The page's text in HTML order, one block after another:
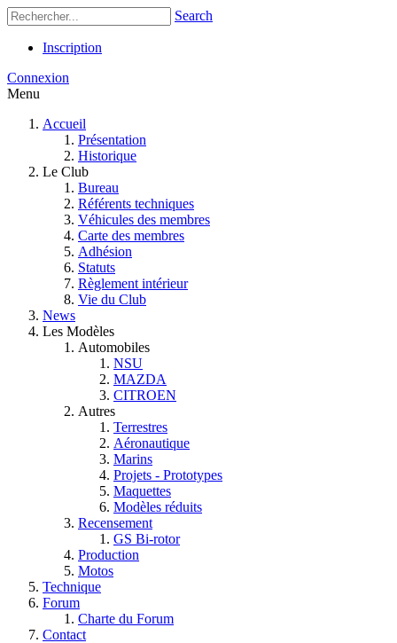
Search
Inscription
Connexion
Menu
Accueil
Présentation
Historique
Le Club
Bureau
Référents techniques
Véhicules des membres
Carte des membres
Adhésion
Statuts
Règlement intérieur
Vie du Club
News
Les Modèles
Automobiles
NSU
MAZDA
CITROEN
Autres
Terrestres
Aéronautique
Marins
Projets - Prototypes
Maquettes
Modèles réduits
Recensement
GS Bi-rotor
Production
Motos
Technique
Forum
Charte du Forum
Contact